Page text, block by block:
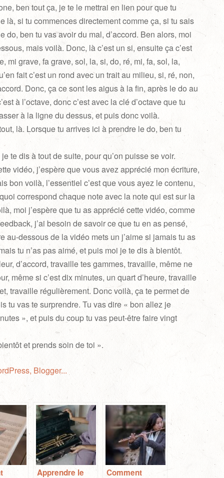
ben tout ça, je te le mettrai en lien pour que tu
là, si tu commences directement comme ça, si tu sais
do, ben tu vas avoir du mal, d’accord. Ben alors, moi
mais voilà. Donc, là c’est un si, ensuite ça c’est
mi grave, fa grave, sol, la, si, do, ré, mi, fa, sol, la,
fait c’est un rond avec un trait au milieu, si, ré, non,
Donc, ça ce sont les aigus à la fin, après le do au
à l’octave, donc c’est avec la clé d’octave que tu
à la ligne du dessus, et puis donc voilà.
là. Lorsque tu arrives ici à prendre le do, ben tu
te dis à tout de suite, pour qu’on puisse se voir.
vidéo, j’espère que vous avez apprécié mon écriture,
bon voilà, l’essentiel c’est que vous ayez le contenu,
correspond chaque note avec la note qui est sur la
moi j’espère que tu as apprécié cette vidéo, comme
j’ai besoin de savoir ce que tu en as pensé,
au-dessous de la vidéo mets un j’aime si jamais tu as
tu n’as pas aimé, et puis moi je te dis à bientôt.
d’accord, travaille tes gammes, travaille, même ne
même si c’est dix minutes, un quart d’heure, travaille
travaille régulièrement. Donc voilà, ça te permet de
tu vas te surprendre. Tu vas dire « bon allez je
», et puis du coup tu vas peut-être faire vingt
et prends soin de toi ».
Apprendre le
Comment